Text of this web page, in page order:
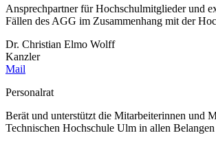
Ansprechpartner für Hochschulmitglieder und
Fällen des AGG im Zusammenhang mit der
Dr. Christian Elmo Wolff
Kanzler
Mail
Personalrat
Berät und unterstützt die Mitarbeiterinnen und
Technischen Hochschule Ulm in allen Belangen